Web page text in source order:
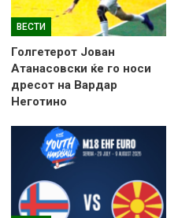
ВЕСТИ
Голгетерот Јован
Атанасовски ќе го носи
дресот на Вардар
Неготино